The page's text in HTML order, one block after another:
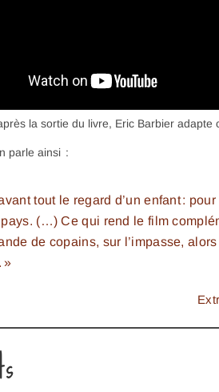
la sortie du livre, Eric Barbier adapte
parle ainsi :
tout le regard d’un enfant :
(…) Ce qui rend le film
de copains, sur l’impasse,
»